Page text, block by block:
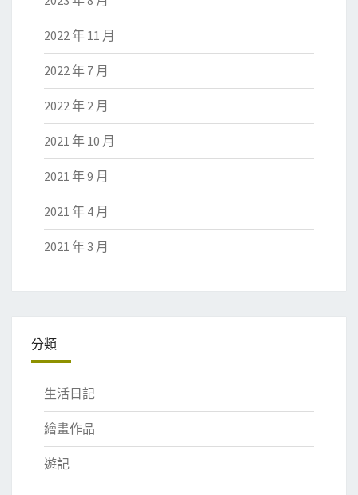
2022 年 11 月
2022 年 7 月
2022 年 2 月
2021 年 10 月
2021 年 9 月
2021 年 4 月
2021 年 3 月
分類
生活日記
繪畫作品
遊記